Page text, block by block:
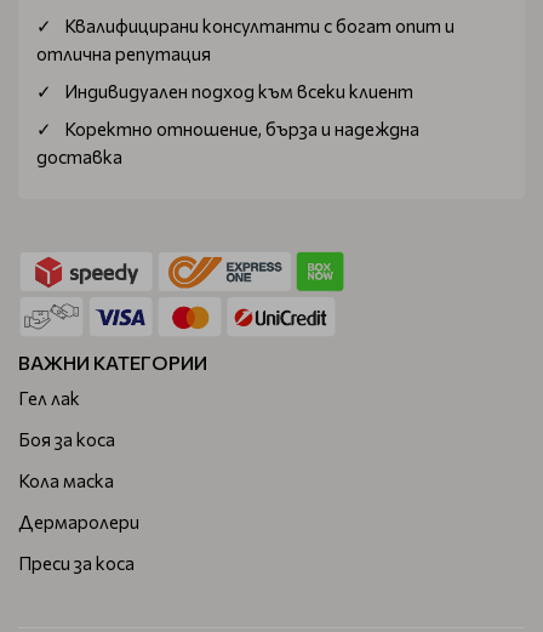
Квалифицирани консултанти с богат опит и
отлична репутация
Индивидуален подход към всеки клиент
Коректно отношение, бърза и надеждна
доставка
ВАЖНИ КАТЕГОРИИ
Гел лак
Боя за коса
Кола маска
Дермаролери
Преси за коса